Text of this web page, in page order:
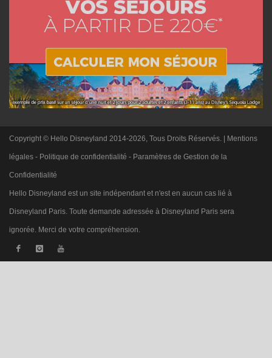
Copyright © Hello Disneyland 2014-2026, Tous Droits Réservés. | Mentions
légales - Politique de confidentialité - Paramètres de Gestion de la
Confidentialité
Hello Disneyland est un site indépendant et n'est en aucun cas lié à
Disneyland Paris. Toute demande adressée à Disneyland Paris sera
ignorée. Merci de votre compréhension.